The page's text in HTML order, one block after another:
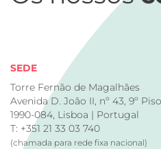
SEDE
Torre Fernão de Magalhães
Avenida D. João II, nº 43, 9º
1990-084, Lisboa | Portugal
T: +351 21 33 03 740
(chamada para rede fixa nacional)